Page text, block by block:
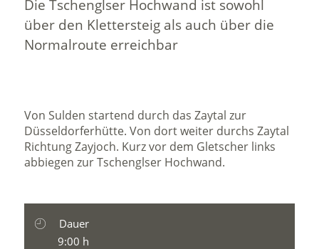
Die Tschenglser Hochwand ist sowohl
über den Klettersteig als auch über die
Normalroute erreichbar
Von Sulden startend durch das Zaytal zur
Düsseldorferhütte. Von dort weiter durchs Zaytal
Richtung Zayjoch. Kurz vor dem Gletscher links
abbiegen zur Tschenglser Hochwand.
Dauer
9:00 h